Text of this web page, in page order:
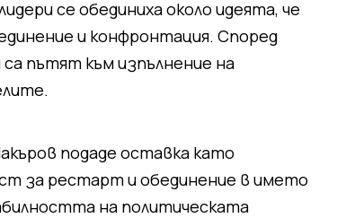
се обединиха около идеята, че
и конфронтация. Според
пътят към изпълнение на
подаде оставка като
за рестарт и обединение в името
на политическата